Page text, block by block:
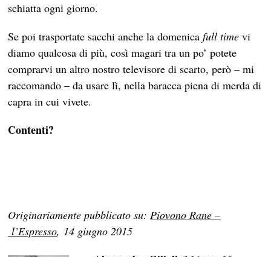
schiatta ogni giorno.
Se poi trasportate sacchi anche la domenicafull time vi
diamo qualcosa di più, così magari tra un po’ potete
comprarvi un altro nostro televisore di scarto, però – mi
raccomando – da usare lì, nella baracca piena di merda di
capra in cui vivete.
Contenti?
Originariamente pubblicato su:Piovono Rane –
l’Espresso, 14 giugno 2015